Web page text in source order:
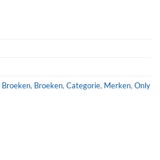
Broeken, Broeken, Categorie, Merken, Only